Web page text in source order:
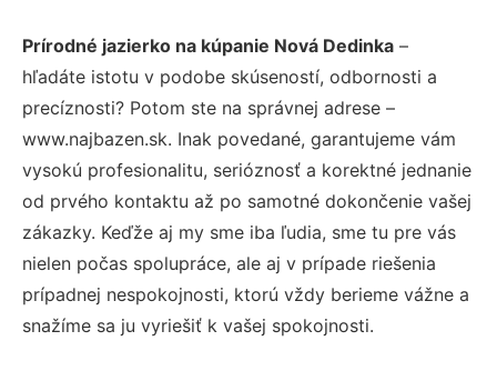
Prírodné jazierko na kúpanie Nová Dedinka –
hľadáte istotu v podobe skúseností, odbornosti a
precíznosti? Potom ste na správnej adrese –
www.najbazen.sk. Inak povedané, garantujeme vám
vysokú profesionalitu, serióznosť a korektné jednanie
od prvého kontaktu až po samotné dokončenie vašej
zákazky. Keďže aj my sme iba ľudia, sme tu pre vás
nielen počas spolupráce, ale aj v prípade riešenia
prípadnej nespokojnosti, ktorú vždy berieme vážne a
snažíme sa ju vyriešiť k vašej spokojnosti.